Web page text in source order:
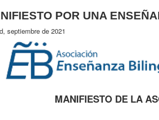
POR UNA
septiembre de 2021
MANIFIESTO DE LA